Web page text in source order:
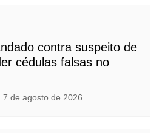
contra suspeito de
cédulas falsas no
7 de agosto de 2026